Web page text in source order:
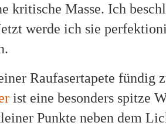
kritische Masse. Ich
werde ich sie
Raufasertapete fündig
ist eine besonders spitze
Punkte neben dem